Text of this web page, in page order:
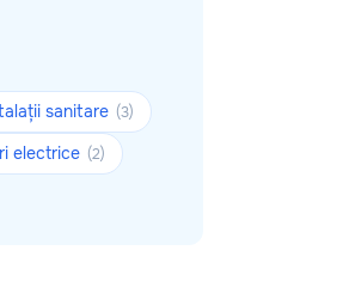
sanitare (3)
electrice (2)